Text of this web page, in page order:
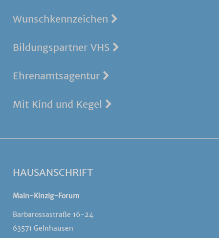
Wunschkennzeichen
Bildungspartner VHS
Ehrenamtsagentur
Mit Kind und Kegel
HAUSANSCHRIFT
Main-Kinzig-Forum
Barbarossastraße 16-24
63571 Gelnhausen